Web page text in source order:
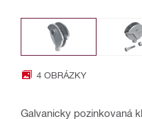
4 OBRÁZKY
Galvanicky pozinkovaná